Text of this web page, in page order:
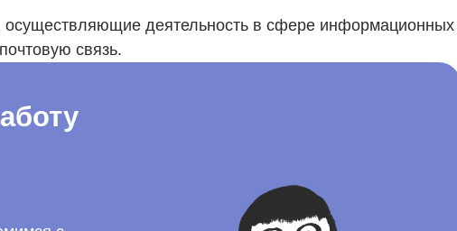
осуществляющие деятельность в сфере информационных
связь.